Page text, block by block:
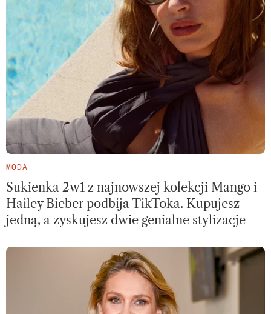
MODA
Sukienka 2w1 z najnowszej kolekcji Mango i
Hailey Bieber podbija TikToka. Kupujesz
jedną, a zyskujesz dwie genialne stylizacje